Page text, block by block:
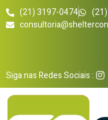
(21) 3197-0474
Siga nas Redes Sociais :